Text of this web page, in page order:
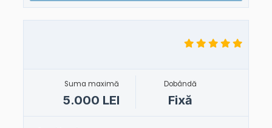
Suma maximă
5.000 LEI
Dobândă
Fixă